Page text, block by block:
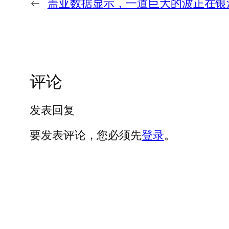
评论
发表回复
要发表评论，您必须先登录。